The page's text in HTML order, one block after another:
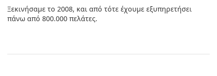
Ξεκινήσαμε το 2008, και από τότε έχουμε εξυπηρετήσει
πάνω από 800.000 πελάτες.